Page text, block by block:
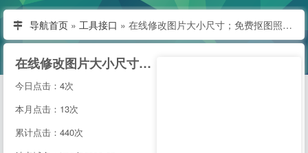
导航首页 » 工具接口 » 在线修改图片大小尺寸；免费抠图照片处理工具 - 改图神器
在线修改图片大小尺寸；免费抠图照片处理工具 - 改图神器
今日点击：4次
本月点击：13次
累计点击：440次